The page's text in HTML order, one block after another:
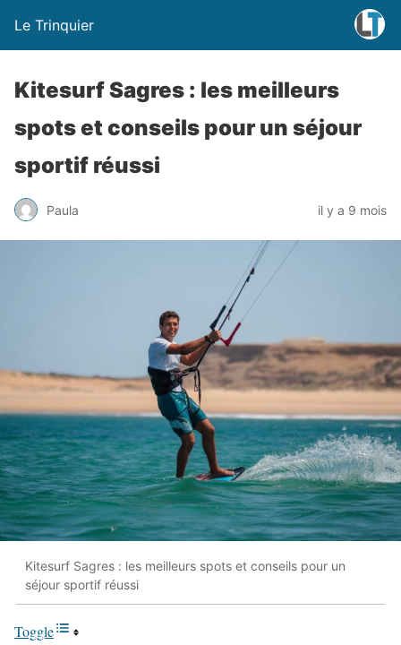
Le Trinquier
Kitesurf Sagres : les meilleurs
spots et conseils pour un séjour
sportif réussi
Paula il y a 9 mois
Kitesurf Sagres : les meilleurs spots et conseils pour un
séjour sportif réussi
Toggle